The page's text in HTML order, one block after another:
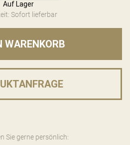
Auf Lager
Sofort lieferbar
WARENKORB
Sie gerne persönlich: